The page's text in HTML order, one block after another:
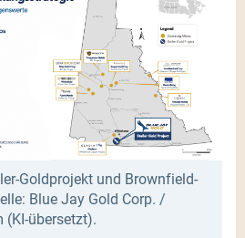
Goldprojekt und Brownfield-
Blue Jay Gold Corp. /
(KI-übersetzt).